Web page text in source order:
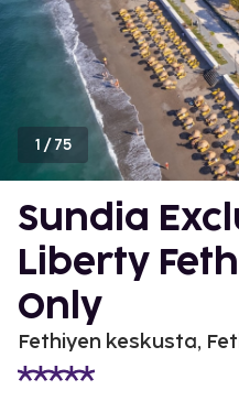
1 /75
Sundia
Liberty
Only
Fethiyen keskusta,